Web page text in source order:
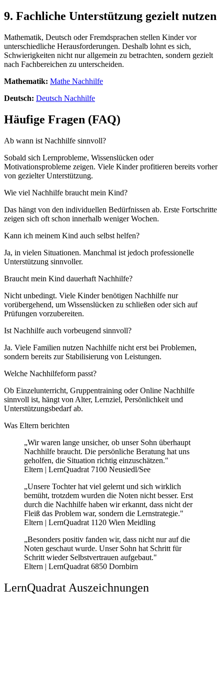
9. Fachliche Unterstützung gezielt nutzen
Mathematik, Deutsch oder Fremdsprachen stellen Kinder vor
unterschiedliche Herausforderungen. Deshalb lohnt es sich,
Schwierigkeiten nicht nur allgemein zu betrachten, sondern gezielt
nach Fachbereichen zu unterscheiden.
Mathematik: Mathe Nachhilfe
Deutsch: Deutsch Nachhilfe
Häufige Fragen (FAQ)
Ab wann ist Nachhilfe sinnvoll?
Sobald sich Lernprobleme, Wissenslücken oder
Motivationsprobleme zeigen. Viele Kinder profitieren bereits vorher
von gezielter Unterstützung.
Wie viel Nachhilfe braucht mein Kind?
Das hängt von den individuellen Bedürfnissen ab. Erste Fortschritte
zeigen sich oft schon innerhalb weniger Wochen.
Kann ich meinem Kind auch selbst helfen?
Ja, in vielen Situationen. Manchmal ist jedoch professionelle
Unterstützung sinnvoller.
Braucht mein Kind dauerhaft Nachhilfe?
Nicht unbedingt. Viele Kinder benötigen Nachhilfe nur
vorübergehend, um Wissenslücken zu schließen oder sich auf
Prüfungen vorzubereiten.
Ist Nachhilfe auch vorbeugend sinnvoll?
Ja. Viele Familien nutzen Nachhilfe nicht erst bei Problemen,
sondern bereits zur Stabilisierung von Leistungen.
Welche Nachhilfeform passt?
Ob Einzelunterricht, Gruppentraining oder Online Nachhilfe
sinnvoll ist, hängt von Alter, Lernziel, Persönlichkeit und
Unterstützungsbedarf ab.
Was Eltern berichten
„Wir waren lange unsicher, ob unser Sohn überhaupt
Nachhilfe braucht. Die persönliche Beratung hat uns
geholfen, die Situation richtig einzuschätzen."
Eltern | LernQuadrat 7100 Neusiedl/See
„Unsere Tochter hat viel gelernt und sich wirklich
bemüht, trotzdem wurden die Noten nicht besser. Erst
durch die Nachhilfe haben wir erkannt, dass nicht der
Fleiß das Problem war, sondern die Lernstrategie."
Eltern | LernQuadrat 1120 Wien Meidling
„Besonders positiv fanden wir, dass nicht nur auf die
Noten geschaut wurde. Unser Sohn hat Schritt für
Schritt wieder Selbstvertrauen aufgebaut."
Eltern | LernQuadrat 6850 Dornbirn
LernQuadrat Auszeichnungen